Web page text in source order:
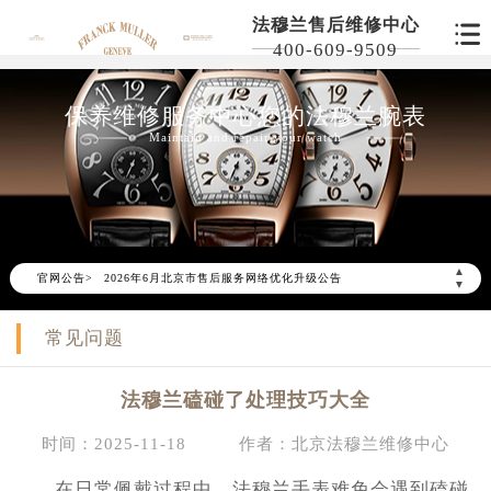
法穆兰售后维修中心
400-609-9509
保养维修服务中心您的法穆兰腕表
Maintain and repair your watch
官网公告>
▲
▼
2026年6月北京市售后服务网络优化升级公告
2026年6月北京市官方售后客户服务热线：
2026年6月售后服务中心最新网点地址：
常见问题
法穆兰磕碰了处理技巧大全
时间：2025-11-18 作者：北京法穆兰维修中心